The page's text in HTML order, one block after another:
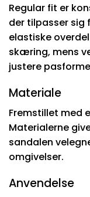
Regular fit er
der tilpasser sig
elastiske
skæring, mens
justere
Materiale
Fremstillet med
Materialerne
sandalen
omgivelser.
Anvendelse